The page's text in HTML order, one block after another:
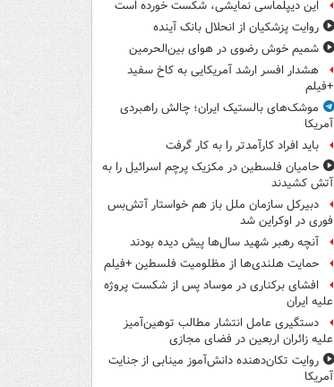
این دیپلماسی نمایشی، شکست خورده است
روایت پزشکیان از انحلال بانک آینده
شمیم خوش رضوی در هوای بین‌الحرمین
هشدار افسر ارشد آمریکایی به کاخ سفید
+فیلم
موشک‌های بالستیک ایران؛ چالش راهبردی
آمریکا
باید افراد کارآمدتر را به کار گرفت
حامیان فلسطین در مکزیک پرچم اسرائیل را به
آتش کشیدند
دبیرکل سازمان ملل باز هم خواستار آتش‌بس
فوری در اوکراین شد
آنچه رهبر شهید سال‌ها پیش دیده بودند
حمایت هلندی‌ها از مظلومیت فلسطین +فیلم
افشای برکناری در موساد پس از شکست پروژه
علیه ایران
دستگیری عامل انتشار مطالب توهین‌آمیز
علیه زائران اربعین در فضای مجازی
روایت تکان‌دهنده دانش‌آموز مینابی از جنایت
آمریکا